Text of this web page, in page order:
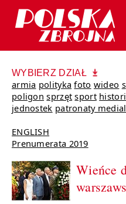
WYBIERZ DZIAŁ
armia polityka foto wideo
poligon sprzęt sport
jednostek patronaty
ENGLISH
Prenumerata 2019
Wieńce